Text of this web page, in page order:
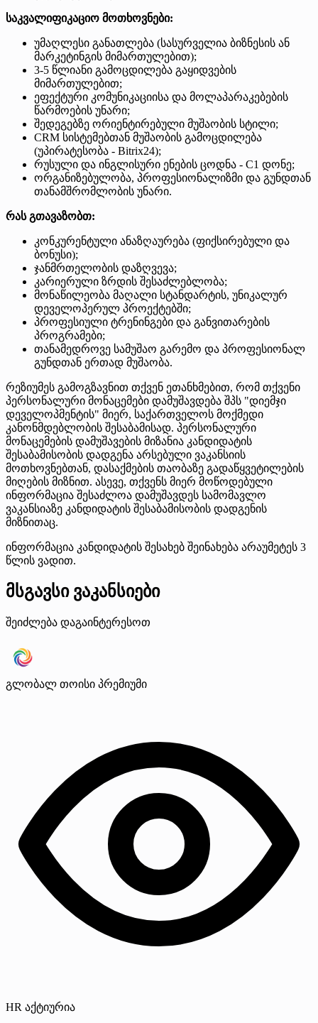
საკვალიფიკაციო მოთხოვნები:
უმაღლესი განათლება (სასურველია ბიზნესის ან
მარკეტინგის მიმართულებით);
3-5 წლიანი გამოცდილება გაყიდვების
მიმართულებით;
ეფექტური კომუნიკაციისა და მოლაპარაკებების
წარმოების უნარი;
შედეგებზე ორიენტირებული მუშაობის სტილი;
CRM სისტემებთან მუშაობის გამოცდილება
(უპირატესობა - Bitrix24);
რუსული და ინგლისური ენების ცოდნა - C1 დონე;
ორგანიზებულობა, პროფესიონალიზმი და გუნდთან
თანამშრომლობის უნარი.
რას გთავაზობთ:
კონკურენტული ანაზღაურება (ფიქსირებული და
ბონუსი);
ჯანმრთელობის დაზღვევა;
კარიერული ზრდის შესაძლებლობა;
მონაწილეობა მაღალი სტანდარტის, უნიკალურ
დეველოპერულ პროექტებში;
პროფესიული ტრენინგები და განვითარების
პროგრამები;
თანამედროვე სამუშაო გარემო და პროფესიონალ
გუნდთან ერთად მუშაობა.
რეზიუმეს გამოგზავნით თქვენ ეთანხმებით, რომ თქვენი
პერსონალური მონაცემები დამუშავდება შპს "დიემჯი
დეველოპმენტის" მიერ, საქართველოს მოქმედი
კანონმდებლობის შესაბამისად. პერსონალური
მონაცემების დამუშავების მიზანია კანდიდატის
შესაბამისობის დადგენა არსებული ვაკანსიის
მოთხოვნებთან, დასაქმების თაობაზე გადაწყვეტილების
მიღების მიზნით. ასევე, თქვენს მიერ მოწოდებული
ინფორმაცია შესაძლოა დამუშავდეს სამომავლო
ვაკანსიაზე კანდიდატის შესაბამისობის დადგენის
მიზნითაც.
ინფორმაცია კანდიდატის შესახებ შეინახება არაუმეტეს 3
წლის ვადით.
მსგავსი ვაკანსიები
შეიძლება დაგაინტერესოთ
გლობალ თოისი პრემიუმი
HR აქტიურია